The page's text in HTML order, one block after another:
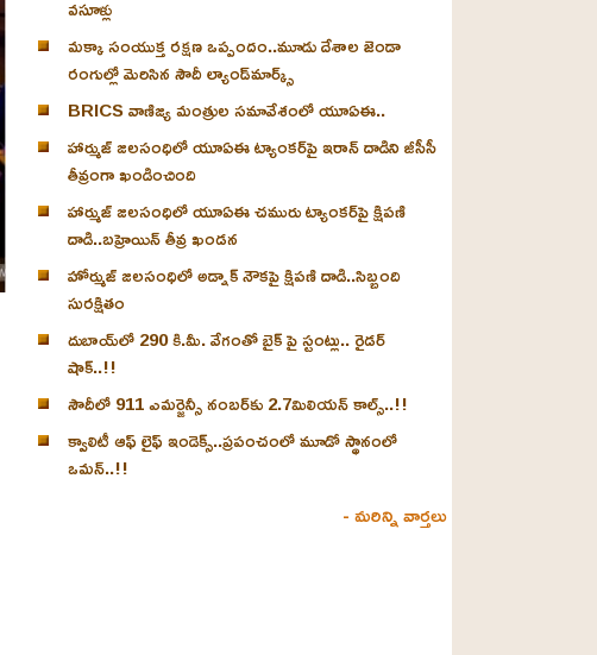
వసూళ్లు
మక్కా సంయుక్త రక్షణ ఒప్పందం..మూడు దేశాల జెండా
రంగుల్లో మెరిసిన సౌదీ ల్యాండ్‌మార్క్స్
BRICS వాణిజ్య మంత్రుల సమావేశంలో యూఏఈ..
హార్ముజ్ జలసంధిలో యూఏఈ ట్యాంకర్‌పై ఇరాన్ దాడిని జీసీసీ
తీవ్రంగా ఖండించింది
హార్ముజ్ జలసంధిలో యూఏఈ చమురు ట్యాంకర్‌పై క్షిపణి
దాడి..బహ్రెయిన్ తీవ్ర ఖండన
హోర్ముజ్ జలసంధిలో అడ్నాక్ నౌకపై క్షిపణి దాడి..సిబ్బంది
సురక్షితం
దుబాయ్‌లో 290 కి.మీ. వేగంతో బైక్‌ పై స్టంట్లు.. రైడర్
షాక్..!!
సౌదీలో 911 ఎమర్జెన్సీ నంబర్‌కు 2.7మిలియన్ కాల్స్..!!
క్వాలిటీ ఆఫ్ లైఫ్ ఇండెక్స్‌..ప్రపంచంలో మూడో స్థానంలో
ఒమన్..!!
- మరిన్ని వార్తలు